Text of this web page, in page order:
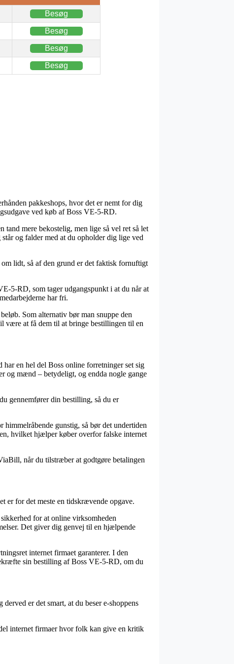
Besøg
Besøg
Besøg
Besøg
pakkeshops, hvor det er nemt for dig
ved køb af Boss VE-5-RD.
mere bekostelig, men lige så vel ret så let
og falder med at du opholder dig lige ved
lidt, så af den grund er det faktisk fornuftigt
5-RD, som tager udgangspunkt i at du når at
har fri.
Som alternativ bør man snuppe den
være at få dem til at bringe bestillingen til en
en hel del Boss online forretninger set sig
og mænd – betydeligt, og endda nogle gange
gennemfører din bestilling, så du er
gunstig, så bør det undertiden
hvilket hjælper køber overfor falske internet
når du tilstræber at godtgøre betalingen
er for det meste en tidskrævende opgave.
for at online virksomheden
Det giver dig genvej til en hjælpende
internet firmaet garanterer. I den
sin bestilling af Boss VE-5-RD, om du
er det smart, at du beser e-shoppens
internet firmaer hvor folk kan give en kritik